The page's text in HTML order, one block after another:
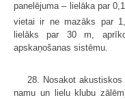
panelējuma – lielāka par
vietai ir ne mazāks par
lielāks par 30 m,
apskaņošanas sistēmu.
28. Nosakot akustiskos
namu un lielu klubu